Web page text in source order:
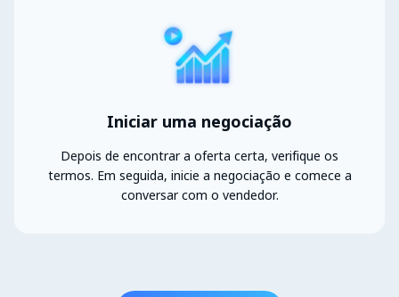
Iniciar uma negociação
Depois de encontrar a oferta certa, verifique os
termos. Em seguida, inicie a negociação e comece a
conversar com o vendedor.